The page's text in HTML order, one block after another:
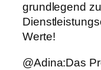
grundlegend
Werte!
@Adina:Das